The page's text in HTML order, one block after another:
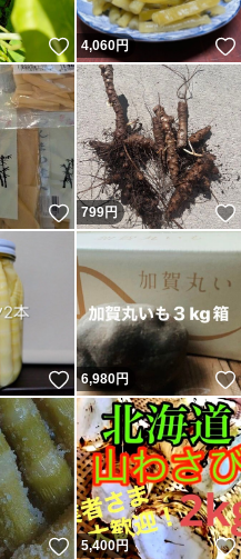
いいね！
4,060円
いいね！
799円
いいね！
6,980円
いいね！
5,400円